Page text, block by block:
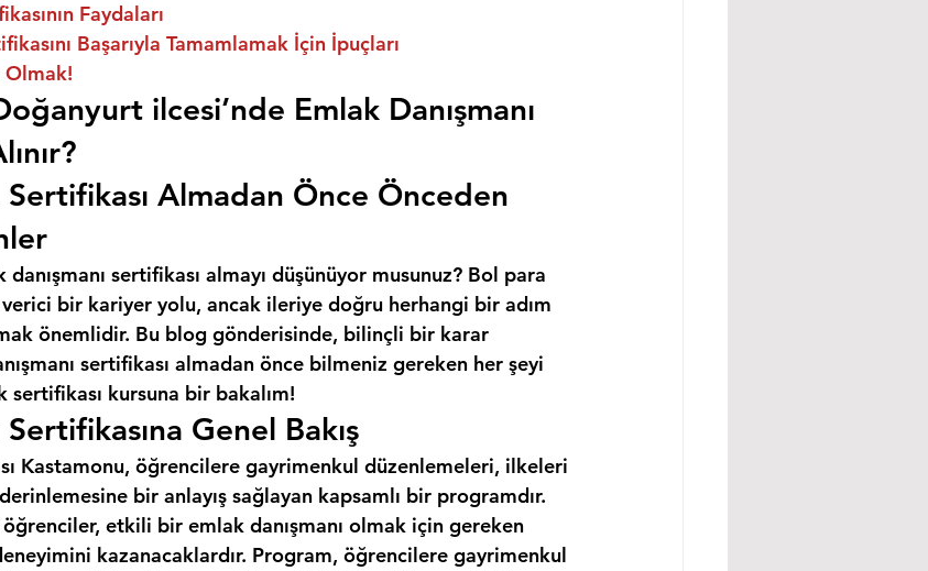
Faydaları
Başarıyla Tamamlamak İçin İpuçları
Olmak!
ilcesi’nde Emlak Danışmanı
Sertifikası Almadan Önce Önceden
sertifikası almayı düşünüyor musunuz? Bol para
verici bir kariyer yolu, ancak ileriye doğru herhangi bir adım
önemlidir. Bu blog gönderisinde, bilinçli bir karar
sertifikası almadan önce bilmeniz gereken her şeyi
kursuna bir bakalım!
Sertifikasına Genel Bakış
Kastamonu, öğrencilere gayrimenkul düzenlemeleri, ilkeleri
bir anlayış sağlayan kapsamlı bir programdır.
etkili bir emlak danışmanı olmak için gereken
kazanacaklardır. Program, öğrencilere gayrimenkul